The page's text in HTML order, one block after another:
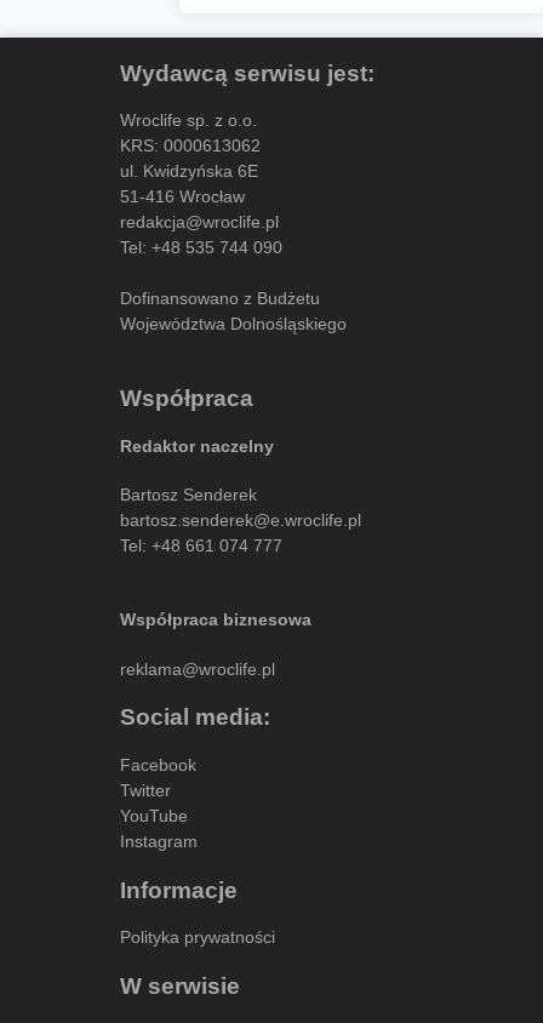
Wydawcą serwisu jest:
Wroclife sp. z o.o.
KRS: 0000613062
ul. Kwidzyńska 6E
51-416 Wrocław
redakcja@wroclife.pl
Tel: +48 535 744 090
Dofinansowano z Budżetu
Województwa Dolnośląskiego
Współpraca
Redaktor naczelny
Bartosz Senderek
bartosz.senderek@e.wroclife.pl
Tel: +48 661 074 777
Współpraca biznesowa
reklama@wroclife.pl
Social media:
Facebook
Twitter
YouTube
Instagram
Informacje
Polityka prywatności
W serwisie